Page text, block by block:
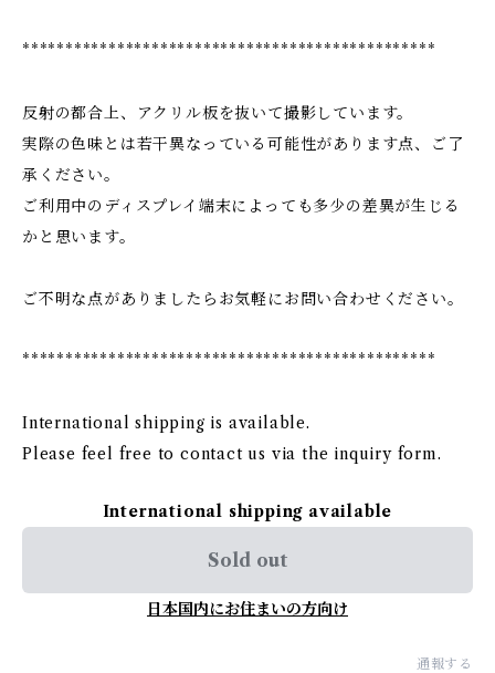
************************************************
反射の都合上、アクリル板を抜いて撮影しています。
実際の色味とは若干異なっている可能性があります点、ご了
承ください。
ご利用中のディスプレイ端末によっても多少の差異が生じる
かと思います。
ご不明な点がありましたらお気軽にお問い合わせください。
************************************************
International shipping is available.
Please feel free to contact us via the inquiry form.
International shipping available
Sold out
日本国内にお住まいの方向け
通報する